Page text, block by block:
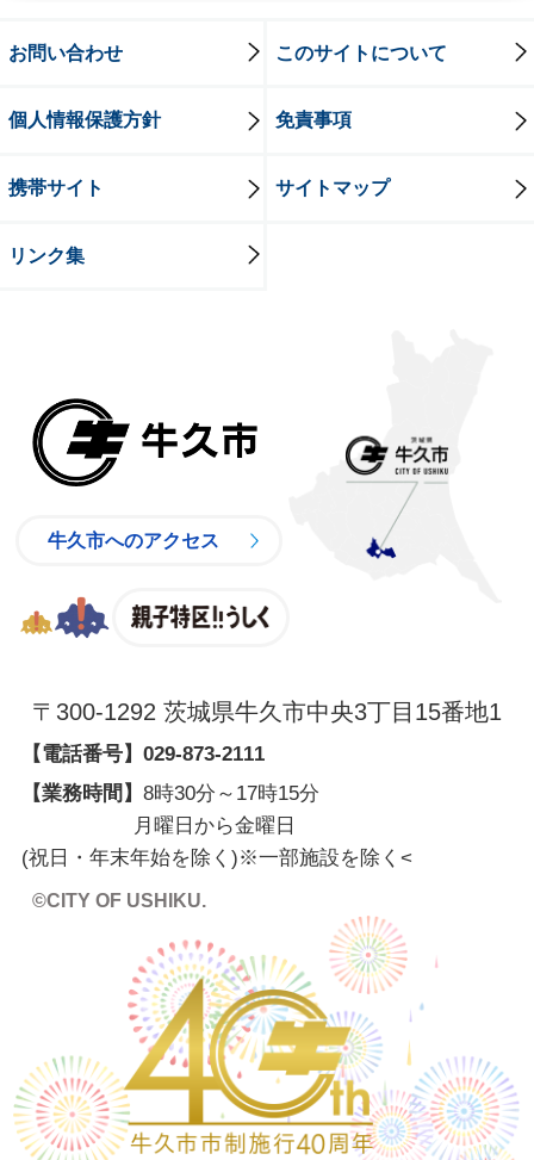
お問い合わせ このサイトについて
個人情報保護方針 免責事項
携帯サイト サイトマップ
リンク集
牛久市へのアクセス
〒300-1292 茨城県牛久市中央3丁目15番地1
【電話番号】 029-873-2111
【業務時間】 8時30分～17時15分
月曜日から金曜日
(祝日・年末年始を除く)※一部施設を除く <
©CITY OF USHIKU.